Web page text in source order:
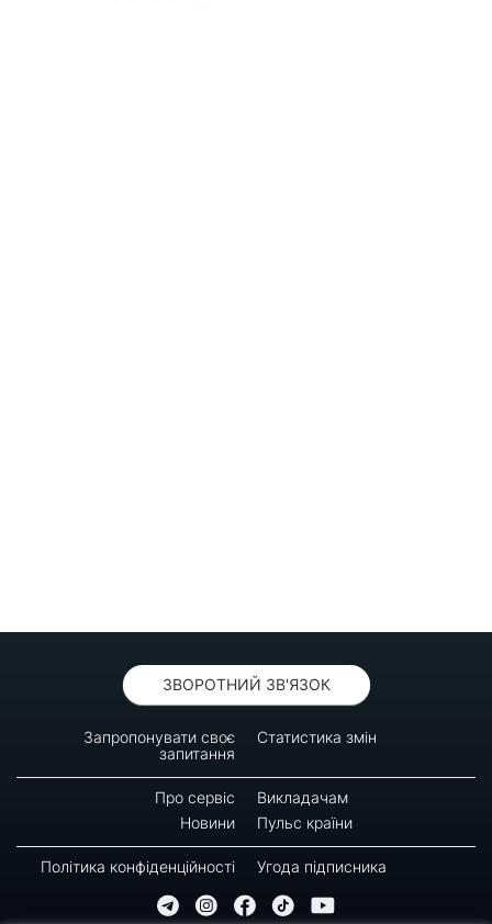
ЗВОРОТНИЙ ЗВ'ЯЗОК
Запропонувати своє
запитання
Статистика змін
Про сервіс
Викладачам
Новини
Пульс країни
Політика конфіденційності Угода підписника